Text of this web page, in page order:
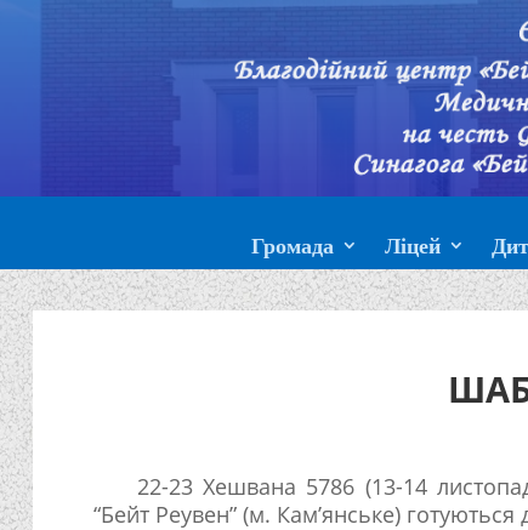
Громада Ліцей
22-23 Хешвана 5786 (13-14
“Бейт Реувен” (м. Кам’янське)